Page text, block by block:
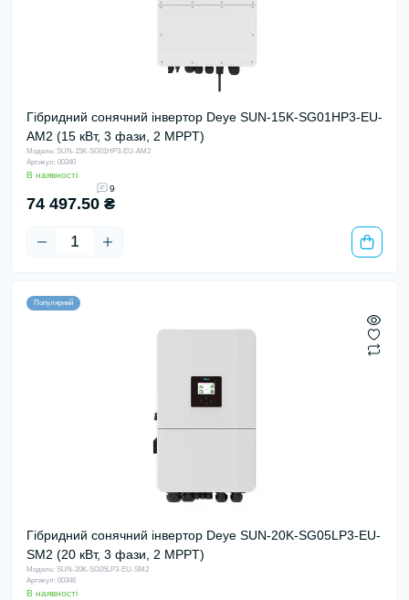
Гібридний сонячний інвертор Deye SUN-15K-SG01HP3-EU-
AM2 (15 кВт, 3 фази, 2 MPPT)
Модель: SUN-15K-SG01HP3-EU-AM2
Артикул: 00340
В наявності
9
74 497.50 ₴
Популярний
Гібридний сонячний інвертор Deye SUN-20K-SG05LP3-EU-
SM2 (20 кВт, 3 фази, 2 MPPT)
Модель: SUN-20K-SG05LP3-EU-SM2
Артикул: 00346
В наявності